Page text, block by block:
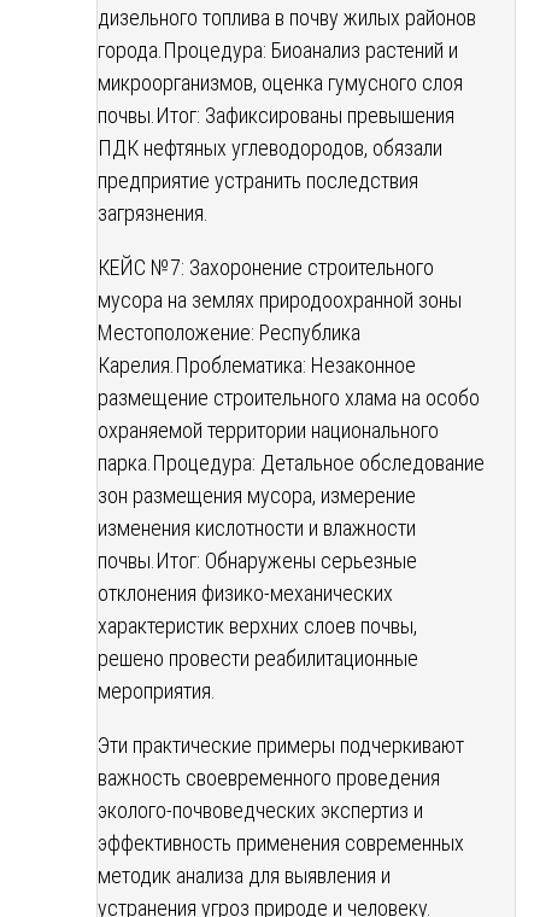
дизельного топлива в почву жилых районов
города.Процедура: Биоанализ растений и
микроорганизмов, оценка гумусного слоя
почвы.Итог: Зафиксированы превышения
ПДК нефтяных углеводородов, обязали
предприятие устранить последствия
загрязнения.
КЕЙС №7: Захоронение строительного
мусора на землях природоохранной зоны
Местоположение: Республика
Карелия.Проблематика: Незаконное
размещение строительного хлама на особо
охраняемой территории национального
парка.Процедура: Детальное обследование
зон размещения мусора, измерение
изменения кислотности и влажности
почвы.Итог: Обнаружены серьезные
отклонения физико-механических
характеристик верхних слоев почвы,
решено провести реабилитационные
мероприятия.
Эти практические примеры подчеркивают
важность своевременного проведения
эколого-почвоведческих экспертиз и
эффективность применения современных
методик анализа для выявления и
устранения угроз природе и человеку.